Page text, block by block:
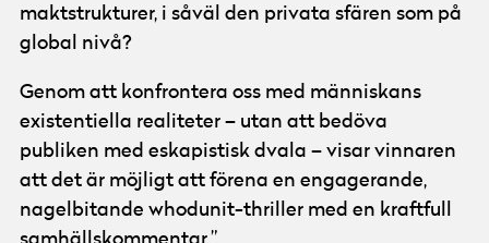
maktstrukturer, i såväl den privata sfären som på
global nivå?
Genom att konfrontera oss med människans
existentiella realiteter – utan att bedöva
publiken med eskapistisk dvala – visar vinnaren
att det är möjligt att förena en engagerande,
nagelbitande whodunit-thriller med en kraftfull